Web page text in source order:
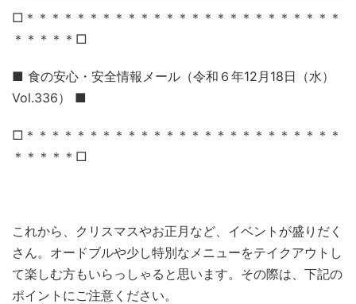
□＊＊＊＊＊＊＊＊＊＊＊＊＊＊＊＊＊＊＊＊＊＊＊＊＊
＊＊＊＊＊□
■ 食の安心・安全情報メール（令和６年12月18日（水）
Vol.336） ■
□＊＊＊＊＊＊＊＊＊＊＊＊＊＊＊＊＊＊＊＊＊＊＊＊＊
＊＊＊＊＊□
これから、クリスマスやお正月など、イベントが盛りだく
さん。オードブルや少し特別なメニューをテイクアウトし
て楽しむ方もいらっしゃると思います。その際は、下記の
ポイントにご注意ください。